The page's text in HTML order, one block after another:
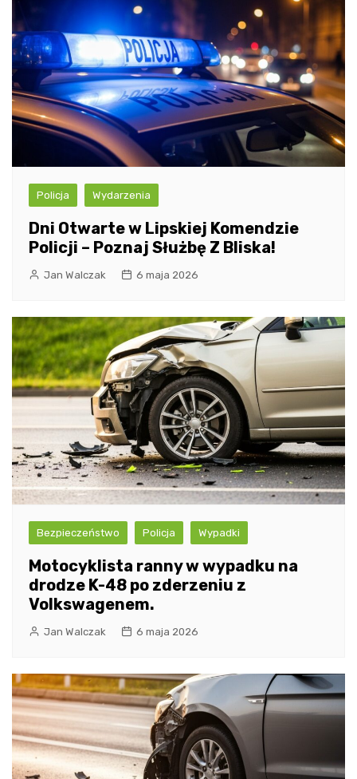
Policja Wydarzenia
Dni Otwarte w Lipskiej Komendzie
Policji – Poznaj Służbę Z Bliska!
Jan Walczak 6 maja 2026
Bezpieczeństwo Policja Wypadki
Motocyklista ranny w wypadku na
drodze K-48 po zderzeniu z
Volkswagenem.
Jan Walczak 6 maja 2026